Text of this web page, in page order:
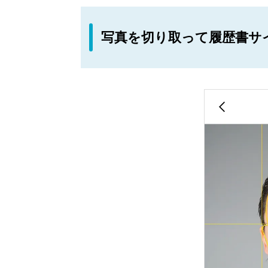
写真を切り取って履歴書サ